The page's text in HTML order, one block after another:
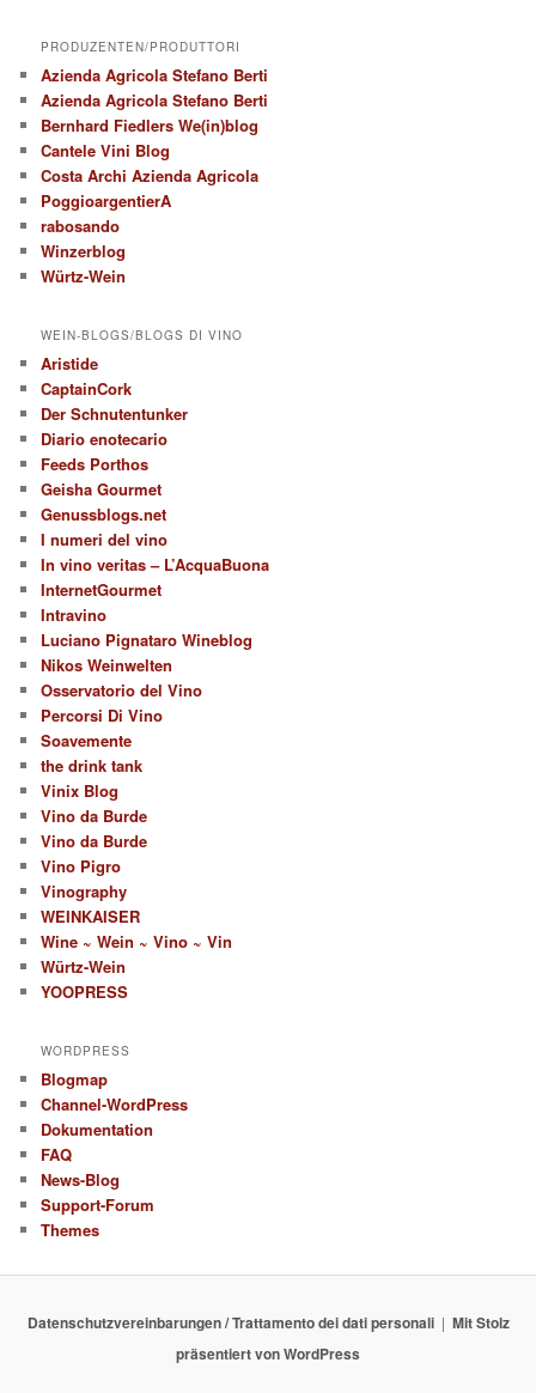
PRODUZENTEN/PRODUTTORI
Azienda Agricola Stefano Berti
Azienda Agricola Stefano Berti
Bernhard Fiedlers We(in)blog
Cantele Vini Blog
Costa Archi Azienda Agricola
PoggioargentierA
rabosando
Winzerblog
Würtz-Wein
WEIN-BLOGS/BLOGS DI VINO
Aristide
CaptainCork
Der Schnutentunker
Diario enotecario
Feeds Porthos
Geisha Gourmet
Genussblogs.net
I numeri del vino
In vino veritas – L’AcquaBuona
InternetGourmet
Intravino
Luciano Pignataro Wineblog
Nikos Weinwelten
Osservatorio del Vino
Percorsi Di Vino
Soavemente
the drink tank
Vinix Blog
Vino da Burde
Vino da Burde
Vino Pigro
Vinography
WEINKAISER
Wine ~ Wein ~ Vino ~ Vin
Würtz-Wein
YOOPRESS
WORDPRESS
Blogmap
Channel-WordPress
Dokumentation
FAQ
News-Blog
Support-Forum
Themes
Datenschutzvereinbarungen / Trattamento dei dati personali
Mit Stolz
präsentiert von WordPress